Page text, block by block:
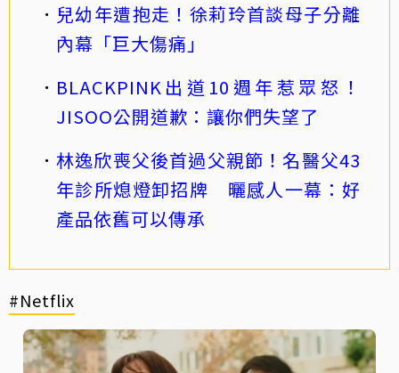
兒幼年遭抱走！徐莉玲首談母子分離
內幕「巨大傷痛」
BLACKPINK出道10週年惹眾怒！
JISOO公開道歉：讓你們失望了
林逸欣喪父後首過父親節！名醫父43
年診所熄燈卸招牌 曬感人一幕：好
產品依舊可以傳承
#Netflix